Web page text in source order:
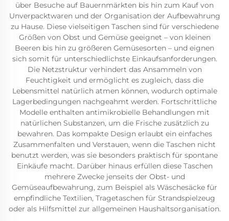
über Besuche auf Bauernmärkten bis hin zum Kauf von
Unverpacktwaren und der Organisation der Aufbewahrung
zu Hause. Diese vielseitigen Taschen sind für verschiedene
Größen von Obst und Gemüse geeignet – von kleinen
Beeren bis hin zu größeren Gemüsesorten – und eignen
sich somit für unterschiedlichste Einkaufsanforderungen.
Die Netzstruktur verhindert das Ansammeln von
Feuchtigkeit und ermöglicht es zugleich, dass die
Lebensmittel natürlich atmen können, wodurch optimale
Lagerbedingungen nachgeahmt werden. Fortschrittliche
Modelle enthalten antimikrobielle Behandlungen mit
natürlichen Substanzen, um die Frische zusätzlich zu
bewahren. Das kompakte Design erlaubt ein einfaches
Zusammenfalten und Verstauen, wenn die Taschen nicht
benutzt werden, was sie besonders praktisch für spontane
Einkäufe macht. Darüber hinaus erfüllen diese Taschen
mehrere Zwecke jenseits der Obst- und
Gemüseaufbewahrung, zum Beispiel als Wäschesäcke für
empfindliche Textilien, Tragetaschen für Strandspielzeug
oder als Hilfsmittel zur allgemeinen Haushaltsorganisation.